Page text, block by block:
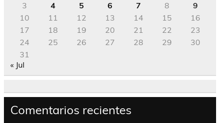
3
4 5 6 7 8
9
10
11 12 13 14 15
16
17
18 19 20 21 22
23
24
25 26 27 28 29
30
31
« Jul
Comentarios recientes